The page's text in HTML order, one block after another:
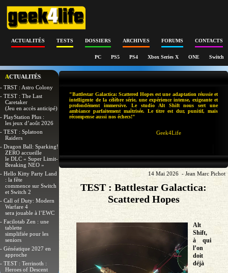
ACTUALITÉS TESTS DOSSIERS ARCHIVES FORUMS CONTACTS
PC PS5 PS4 Xbox Series X ONE Switch
ACTUALITÉS
- TRST : Astro Colony
- TEST : The Last
Caretaker
(Jeu en accès anticipé)
- PlayStation Plus :
les jeux d’août 2026
- TEST : Splatoon
Raiders
- Dragon Ball: Sparking!
ZERO accueille
le DLC « Super Limit-
Breaking NEO »
- Hello Kitty Party Land
: la fête
commence sur Switch
et Switch 2
- Call of Duty: Modern
Warfare 4
sera jouable à l’EWC
- Facilotab Zen : une
tablette
simplifiée pour les
seniors
- Généatique 2027 en
approche
- TEST : Terrinoth :
Heroes of Descent
"Battlestar Galactica: Scattered Hopes est une adaptation réussie et
intelligente de la célèbre série, une expérience intense, exigeante et
profondément immersive. Le studio Alt Shift nous sert une
ambiance parfaitement maîtrisée. Le titre est dur, punitif, mais
récompense aussi nos échecs!"
Geek4Life
14 Mai 2026 - Jean Marc Pichot
TEST : Battlestar Galactica:
Scattered Hopes
Alt
Shift,
à qui
l’on
doit
déjà